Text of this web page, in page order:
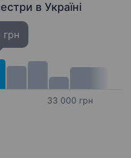
в Україні
грн
33 000 грн